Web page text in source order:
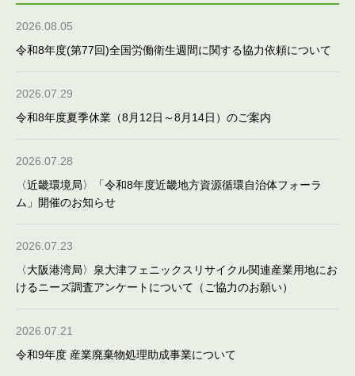
2026.08.05
令和8年度(第77回)全国労働衛生週間に関する協力依頼について
2026.07.29
令和8年度夏季休業（8月12日～8月14日）のご案内
2026.07.28
〈近畿環境局〉「令和8年度近畿地方資源循環自治体フォーラ
ム」開催のお知らせ
2026.07.23
〈大阪港湾局〉泉大津フェニックスリサイクル関連産業用地にお
けるニーズ調査アンケートについて（ご協力のお願い）
2026.07.21
令和9年度 産業廃棄物処理助成事業について